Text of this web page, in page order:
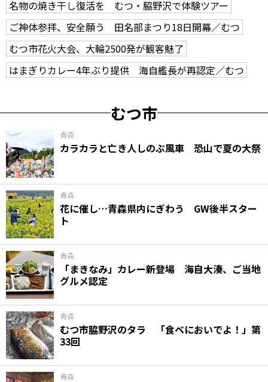
名物の焼き干し復活を むつ・脇野沢で体験ツアー
ご神体参拝、安全願う 田名部まつり18日開幕／むつ
むつ市花火大会、大輪2500発が観客魅了
はまぎりカレー4年ぶり提供 海自艦長が再認定／むつ
むつ市
青森
カラカラと亡き人しのぶ風車 恐山で夏の大祭
青森
花に催し…青森県内にぎわう GW後半スター
ト
青森
「まきなみ」カレー新登場 海自大湊、ご当地
グルメ認定
青森
むつ市脇野沢のタラ 「食べにおいでよ！」第
33回
青森